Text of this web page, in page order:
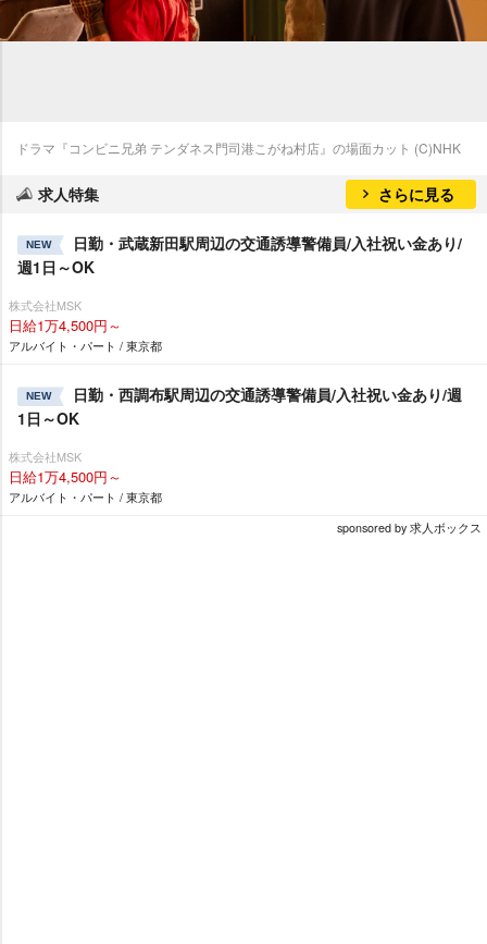
ドラマ『コンビニ兄弟 テンダネス門司港こがね村店』の場面カット (C)NHK
求人特集 さらに見る
NEW
日勤・武蔵新田駅周辺の交通誘導警備員/入社祝い金あり/
週1日～OK
株式会社MSK
日給1万4,500円～
アルバイト・パート / 東京都
NEW
日勤・西調布駅周辺の交通誘導警備員/入社祝い金あり/週
1日～OK
株式会社MSK
日給1万4,500円～
アルバイト・パート / 東京都
sponsored by 求人ボックス